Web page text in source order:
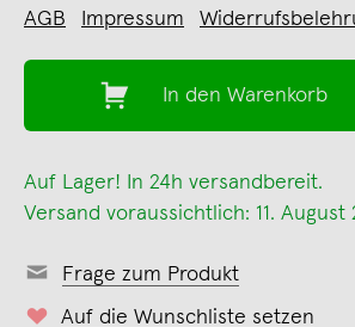
AGB
Impressum
In den Warenkorb
Auf Lager! In 24h versandbereit.
Versand voraussichtlich: 11. August
Frage zum Produkt
Auf die Wunschliste setzen